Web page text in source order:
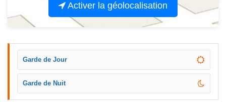
Activer la géolocalisation
Garde de Jour
Garde de Nuit